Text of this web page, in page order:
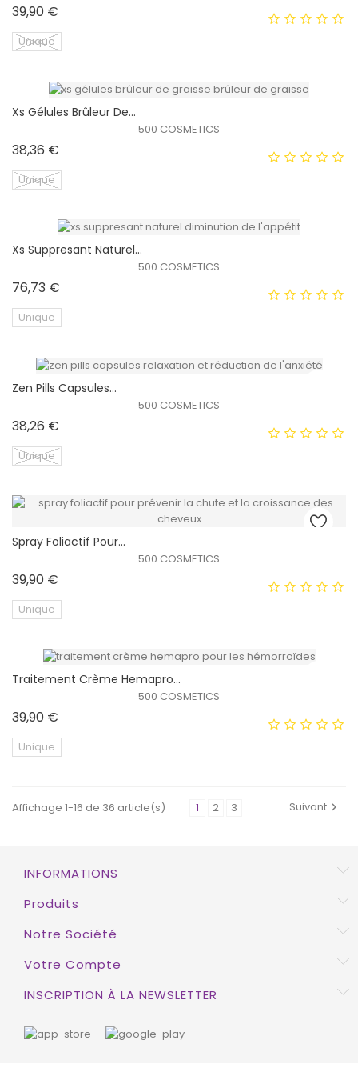
EXCLUSIVITÉ WEB !
HORS STOCK
39,90 €
Unique
EXCLUSIVITÉ WEB !
HORS STOCK
Xs Gélules Brûleur De...
500 COSMETICS
38,36 €
Unique
EXCLUSIVITÉ WEB !
Xs Suppresant Naturel...
500 COSMETICS
76,73 €
Unique
HORS STOCK
Zen Pills Capsules...
500 COSMETICS
38,26 €
Unique
EXCLUSIVITÉ WEB !
Spray Foliactif Pour...
500 COSMETICS
39,90 €
Unique
Traitement Crème Hemapro...
500 COSMETICS
39,90 €
Unique
Affichage 1-16 de 36 article(s) 1 2 3 Suivant 
INFORMATIONS
Produits
Notre Société
Votre Compte
INSCRIPTION À LA NEWSLETTER